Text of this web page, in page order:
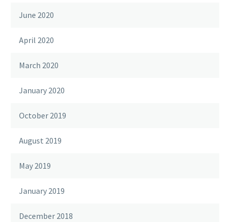
June 2020
April 2020
March 2020
January 2020
October 2019
August 2019
May 2019
January 2019
December 2018